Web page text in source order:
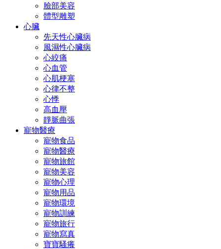
臉部美容
體型雕塑
心臟
先天性心臟病
風濕性心臟病
心絞痛
心血管
心肌梗塞
心律不整
心悸
高血壓
靜脈曲張
寵物醫療
寵物食品
寵物醫療
寵物旅館
寵物美容
寵物心理
寵物用品
寵物環境
寵物訓練
寵物旅行
寵物寫真
寶寶騷癢